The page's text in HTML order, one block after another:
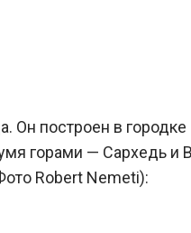
Он построен в
горами — Сархедь и
Robert Nemeti):